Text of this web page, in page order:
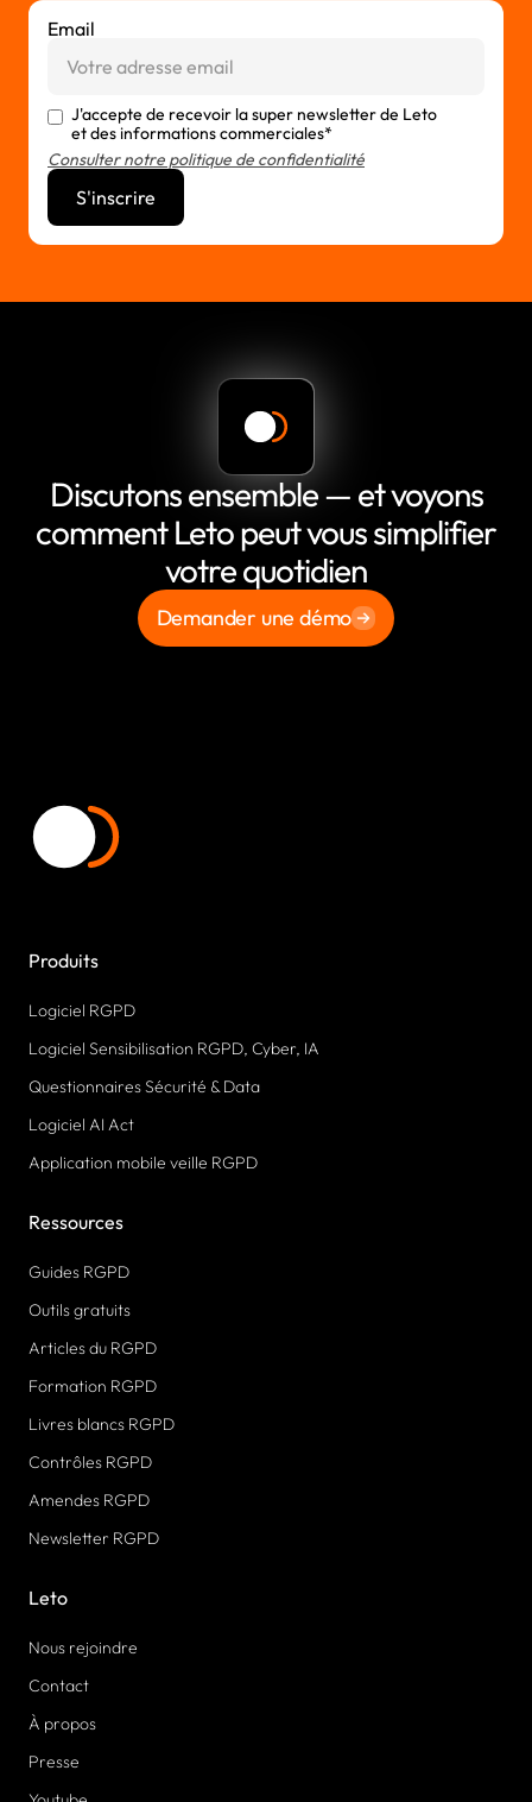
Email
J'accepte de recevoir la super newsletter de Leto
et des informations commerciales*
Consulter notre politique de confidentialité
Discutons ensemble — et voyons
comment Leto peut vous simplifier
votre quotidien
Demander une démo
Produits
Logiciel RGPD
Logiciel Sensibilisation RGPD, Cyber, IA
Questionnaires Sécurité & Data
Logiciel AI Act
Application mobile veille RGPD
Ressources
Guides RGPD
Outils gratuits
Articles du RGPD
Formation RGPD
Livres blancs RGPD
Contrôles RGPD
Amendes RGPD
Newsletter RGPD
Leto
Nous rejoindre
Contact
À propos
Presse